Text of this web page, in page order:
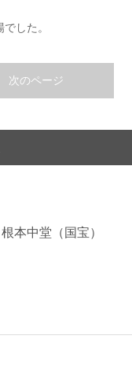
した。
次のページ
本中堂（国宝）